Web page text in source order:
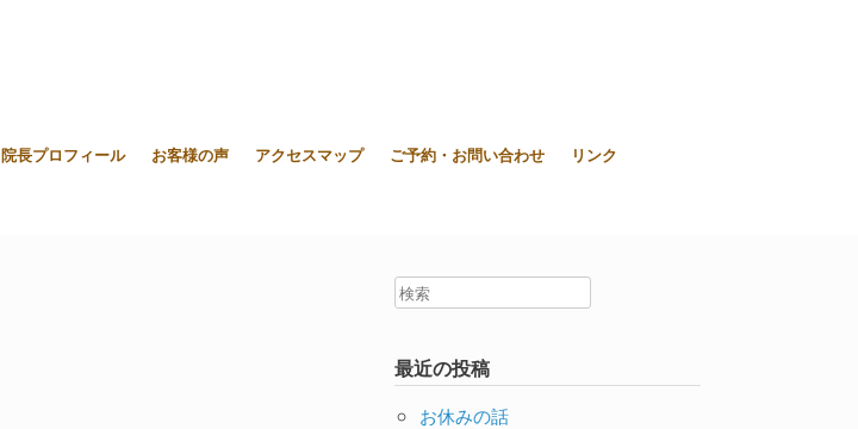
院長プロフィール お客様の声 アクセスマップ ご予約・お問い合わせ リンク
最近の投稿
お休みの話